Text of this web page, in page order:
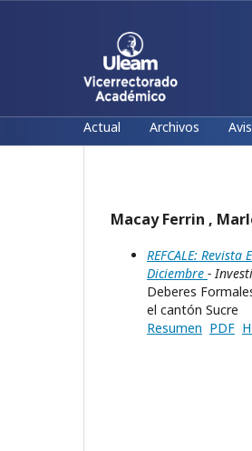
Actual Archivos
Macay Ferrin ,
REFCALE:
Diciembre -
Deberes
el cantón Sucre
Resumen PDF